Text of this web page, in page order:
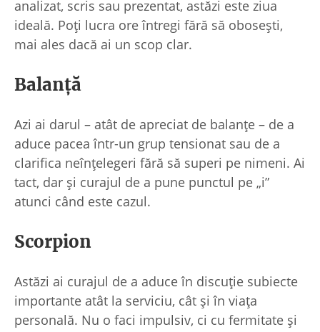
analizat, scris sau prezentat, astăzi este ziua
ideală. Poți lucra ore întregi fără să obosești,
mai ales dacă ai un scop clar.
Balanță
Azi ai darul – atât de apreciat de balanțe – de a
aduce pacea într-un grup tensionat sau de a
clarifica neînțelegeri fără să superi pe nimeni. Ai
tact, dar și curajul de a pune punctul pe „i”
atunci când este cazul.
Scorpion
Astăzi ai curajul de a aduce în discuție subiecte
importante atât la serviciu, cât și în viața
personală. Nu o faci impulsiv, ci cu fermitate și